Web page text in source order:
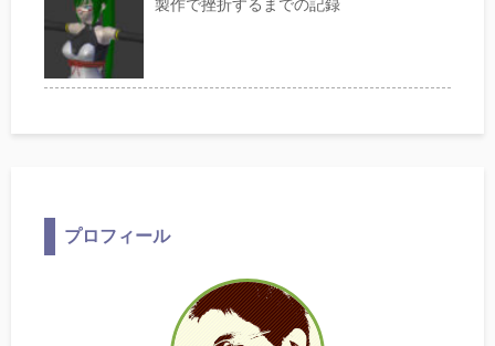
製作で挫折するまでの記録
プロフィール